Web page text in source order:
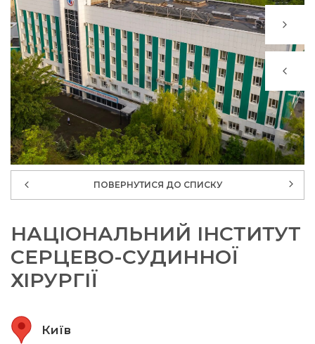
ПОВЕРНУТИСЯ ДО СПИСКУ
НАЦІОНАЛЬНИЙ ІНСТИТУТ
СЕРЦЕВО-СУДИННОЇ
ХІРУРГІЇ
Київ